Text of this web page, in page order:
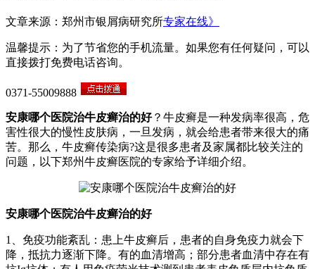
文章来源：郑州市银屑病研究所专家在线》
温馨提示：为了节省您的手机流量。如果您有任何疑问，可以
直接拨打免费电话咨询。
0371-55009888
安康哪个医院治牛皮癣治的好？牛皮癣是一种发病率很高，危
害性很大的慢性皮肤病，一旦发病，就会给患者带来很大的痛
苦。那么，牛皮癣传染病?这是很多患者及家属都比较关注的
问题，以下郑州牛皮癣医院的专家给予详细介绍。
安康哪个医院治牛皮癣治的好
1、免疫功能紊乱：患上牛皮癣后，患者的自身免疫力就会下
降，抵抗力逐渐下降。有的血清增高；部分患者血清中存在有